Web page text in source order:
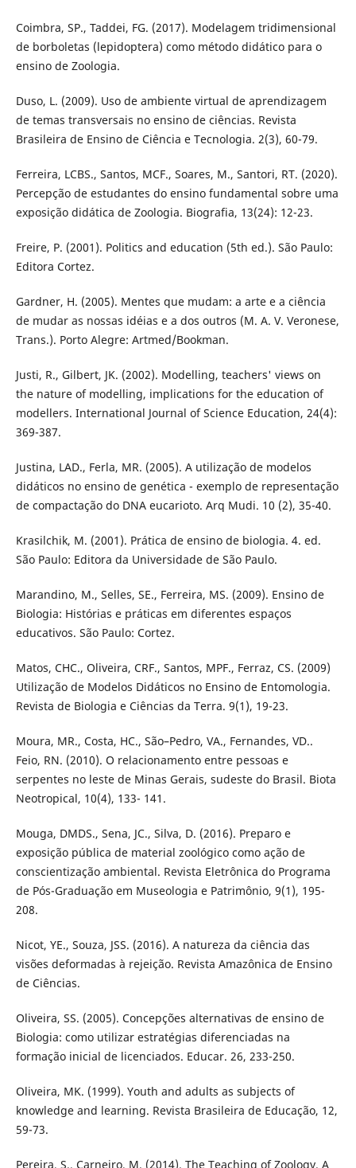
Coimbra, SP., Taddei, FG. (2017). Modelagem tridimensional
de borboletas (lepidoptera) como método didático para o
ensino de Zoologia.
Duso, L. (2009). Uso de ambiente virtual de aprendizagem
de temas transversais no ensino de ciências. Revista
Brasileira de Ensino de Ciência e Tecnologia. 2(3), 60-79.
Ferreira, LCBS., Santos, MCF., Soares, M., Santori, RT. (2020).
Percepção de estudantes do ensino fundamental sobre uma
exposição didática de Zoologia. Biografia, 13(24): 12-23.
Freire, P. (2001). Politics and education (5th ed.). São Paulo:
Editora Cortez.
Gardner, H. (2005). Mentes que mudam: a arte e a ciência
de mudar as nossas idéias e a dos outros (M. A. V. Veronese,
Trans.). Porto Alegre: Artmed/Bookman.
Justi, R., Gilbert, JK. (2002). Modelling, teachers' views on
the nature of modelling, implications for the education of
modellers. International Journal of Science Education, 24(4):
369-387.
Justina, LAD., Ferla, MR. (2005). A utilização de modelos
didáticos no ensino de genética - exemplo de representação
de compactação do DNA eucarioto. Arq Mudi. 10 (2), 35-40.
Krasilchik, M. (2001). Prática de ensino de biologia. 4. ed.
São Paulo: Editora da Universidade de São Paulo.
Marandino, M., Selles, SE., Ferreira, MS. (2009). Ensino de
Biologia: Histórias e práticas em diferentes espaços
educativos. São Paulo: Cortez.
Matos, CHC., Oliveira, CRF., Santos, MPF., Ferraz, CS. (2009)
Utilização de Modelos Didáticos no Ensino de Entomologia.
Revista de Biologia e Ciências da Terra. 9(1), 19-23.
Moura, MR., Costa, HC., São–Pedro, VA., Fernandes, VD..
Feio, RN. (2010). O relacionamento entre pessoas e
serpentes no leste de Minas Gerais, sudeste do Brasil. Biota
Neotropical, 10(4), 133- 141.
Mouga, DMDS., Sena, JC., Silva, D. (2016). Preparo e
exposição pública de material zoológico como ação de
conscientização ambiental. Revista Eletrônica do Programa
de Pós-Graduação em Museologia e Patrimônio, 9(1), 195-
208.
Nicot, YE., Souza, JSS. (2016). A natureza da ciência das
visões deformadas à rejeição. Revista Amazônica de Ensino
de Ciências.
Oliveira, SS. (2005). Concepções alternativas de ensino de
Biologia: como utilizar estratégias diferenciadas na
formação inicial de licenciados. Educar. 26, 233-250.
Oliveira, MK. (1999). Youth and adults as subjects of
knowledge and learning. Revista Brasileira de Educação, 12,
59-73.
Pereira, S., Carneiro, M. (2014). The Teaching of Zoology. A